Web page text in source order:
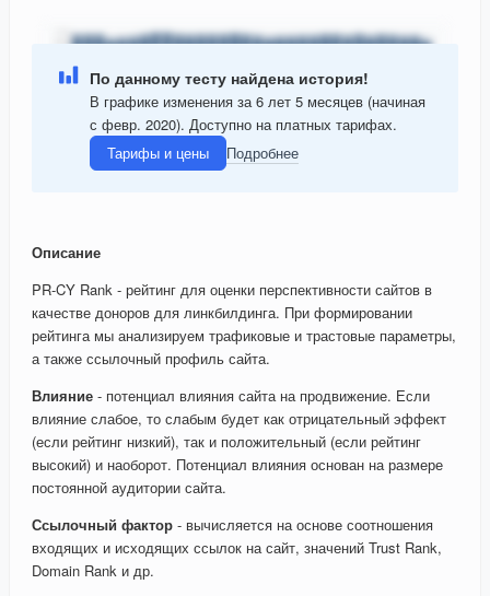
По данному тесту найдена история!
В графике изменения за 6 лет 5 месяцев (начиная
с февр. 2020). Доступно на платных тарифах.
Тарифы и цены
Подробнее
Описание
PR-CY Rank - рейтинг для оценки перспективности сайтов в
качестве доноров для линкбилдинга. При формировании
рейтинга мы анализируем трафиковые и трастовые параметры,
а также ссылочный профиль сайта.
Влияние - потенциал влияния сайта на продвижение. Если
влияние слабое, то слабым будет как отрицательный эффект
(если рейтинг низкий), так и положительный (если рейтинг
высокий) и наоборот. Потенциал влияния основан на размере
постоянной аудитории сайта.
Ссылочный фактор - вычисляется на основе соотношения
входящих и исходящих ссылок на сайт, значений Trust Rank,
Domain Rank и др.